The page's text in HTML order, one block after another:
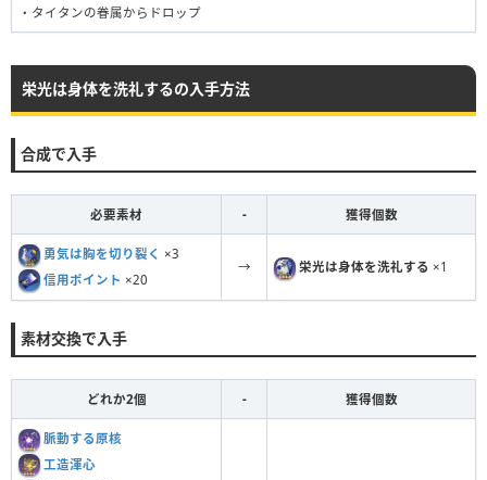
・タイタンの眷属からドロップ
栄光は身体を洗礼するの入手方法
合成で入手
必要素材 - 獲得個数
勇気は胸を切り裂く ×3
信用ポイント ×20
→ 栄光は身体を洗礼する ×1
素材交換で入手
どれか2個 - 獲得個数
脈動する原核
工造渾心